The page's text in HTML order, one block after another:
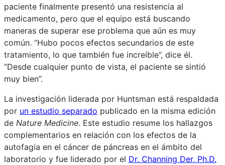
paciente finalmente presentó una resistencia al
medicamento, pero que el equipo está buscando
maneras de superar ese problema que aún es muy
común. “Hubo pocos efectos secundarios de este
tratamiento, lo que también fue increíble”, dice él.
“Desde cualquier punto de vista, el paciente se sintió
muy bien”.
La investigación liderada por Huntsman está respaldada
por un estudio separado publicado en la misma edición
de Nature Medicine. Este estudio resume los hallazgos
complementarios en relación con los efectos de la
autofagia en el cáncer de páncreas en el ámbito del
laboratorio y fue liderado por el Dr. Channing Der, Ph.D.